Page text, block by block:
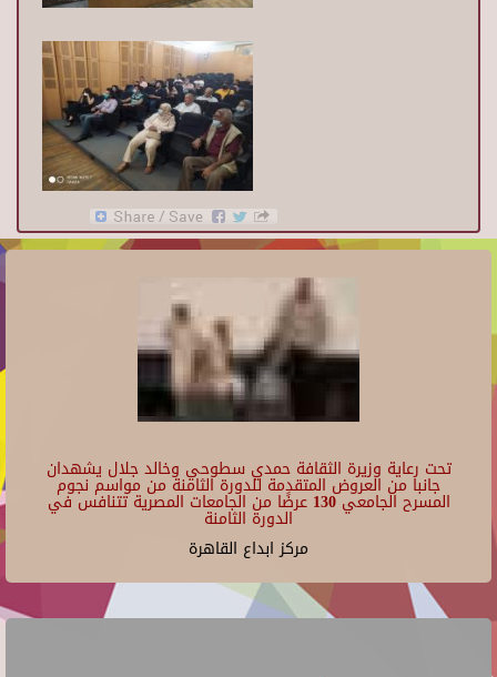
تحت رعاية وزيرة الثقافة حمدي سطوحي وخالد جلال يشهدان
جانبا من العروض المتقدمة للدورة الثامنة من مواسم نجوم
المسرح الجامعي 130 عرضًا من الجامعات المصرية تتنافس في
الدورة الثامنة
مركز ابداع القاهرة